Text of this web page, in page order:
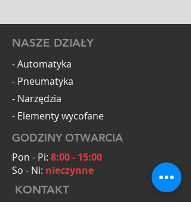
NASZE DZIAŁY
- Automatyka
- Pneumatyka
- Narzędzia
- Elementy wycofane
GODZINY OTWARCIA
Pon - Pi: 8:00 - 15:00
So - Ni: nieczynne
KONTAKT